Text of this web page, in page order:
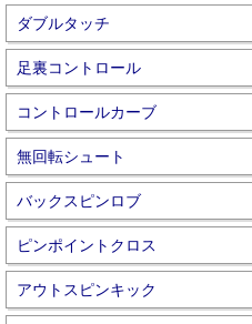
ダブルタッチ
足裏コントロール
コントロールカーブ
無回転シュート
バックスピンロブ
ピンポイントクロス
アウトスピンキック